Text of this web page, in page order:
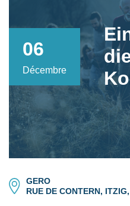
06
Décembre
GERO
RUE DE CONTERN,